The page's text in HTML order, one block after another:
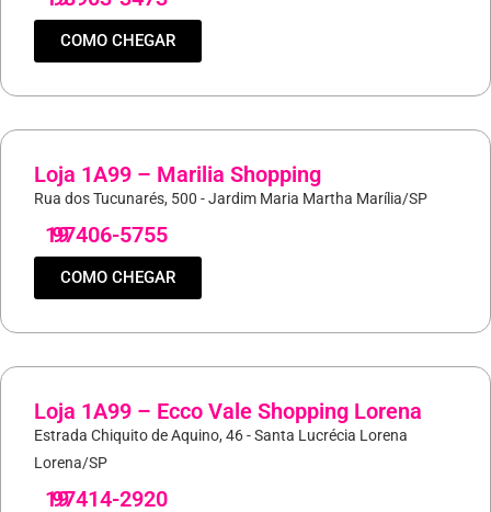
COMO CHEGAR
Loja 1A99 – Marilia Shopping
Rua dos Tucunarés, 500 - Jardim Maria Martha Marília/SP
19
97406-5755
COMO CHEGAR
Loja 1A99 – Ecco Vale Shopping Lorena
Estrada Chiquito de Aquino, 46 - Santa Lucrécia Lorena
Lorena/SP
19
97414-2920